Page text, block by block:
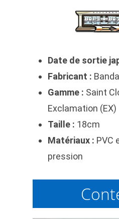
Date de sortie
Fabricant :
Gamme : Saint
Exclamation (EX)
Taille : 18cm
Matériaux : PVC
pression